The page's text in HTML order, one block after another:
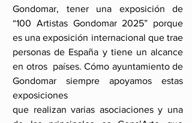
Gondomar, tener una exposición de
“100 Artistas Gondomar 2025” porque
es una exposición internacional que trae
personas de España y tiene un alcance
en otros  países. Cómo ayuntamiento de
Gondomar siempre apoyamos estas
exposiciones
que realizan varias asociaciones y una